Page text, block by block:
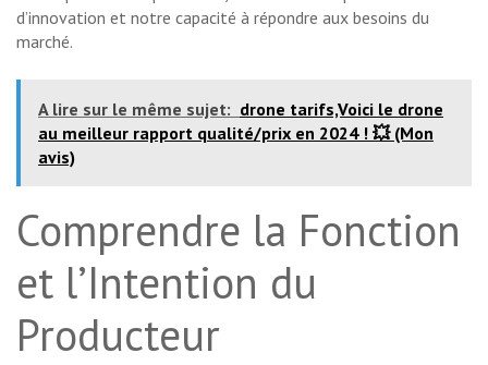
d’innovation et notre capacité à répondre aux besoins du
marché.
A lire sur le même sujet: drone tarifs,Voici le drone
au meilleur rapport qualité/prix en 2024 ! 💥 (Mon
avis)
Comprendre la Fonction
et l’Intention du
Producteur